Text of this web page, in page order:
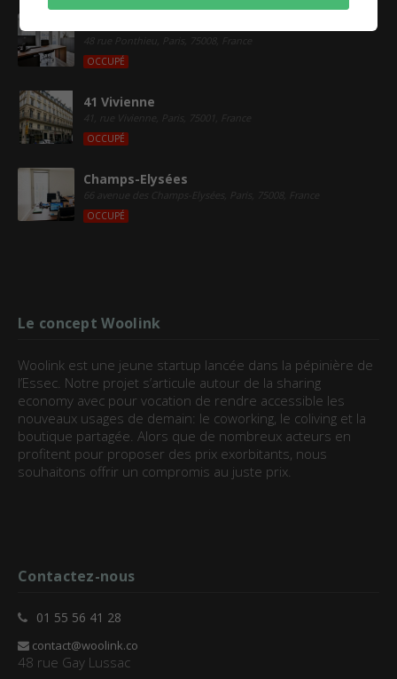
48 rue Ponthieu, Paris, 75008, France
OCCUPÉ
41 Vivienne
41, rue Vivienne, Paris, 75001, France
OCCUPÉ
Champs-Elysées
66 avenue des Champs-Elysées, Paris, 75008, France
OCCUPÉ
Le concept Woolink
Woolink est une jeune startup lancée dans la pépinière de
l’Essec. Notre projet s’articule autour de la sharing
economy avec pour vocation de rendre accessible les
nouveaux usages de demain: le coworking, le coliving et la
boutique partagée. Alors que de nombreux acteurs en
profitent pour proposer des prix exorbitants, nous
souhaitons offrir un compromis au juste prix.
Contactez-nous
01 55 56 41 28
contact@woolink.co
48 rue Gay Lussac